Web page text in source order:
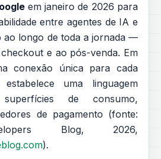
em janeiro de 2026 para
entre agentes de IA e
ao longo de toda a jornada —
e ao pós-venda. Em
conexão única para cada
uma linguagem
de consumo,
de pagamento (fonte:
Blog, 2026,
).